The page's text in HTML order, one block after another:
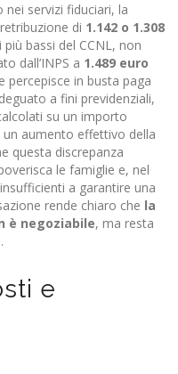
nei servizi fiduciari, la
di 1.142 o 1.308
bassi del CCNL, non
dall’INPS a 1.489 euro
percepisce in busta paga
a fini previdenziali,
su un importo
aumento effettivo della
questa discrepanza
le famiglie e, nel
a garantire una
rende chiaro che la
è negoziabile, ma resta
e